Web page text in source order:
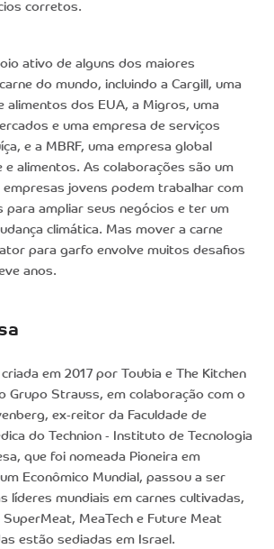
corretos.
ativo de alguns dos maiores
do mundo, incluindo a Cargill, uma
alimentos dos EUA, a Migros, uma
e uma empresa de serviços
e a MBRF, uma empresa global
e alimentos. As colaborações são um
jovens podem trabalhar com
para ampliar seus negócios e ter um
climática. Mas mover a carne
para garfo envolve muitos desafios
anos.
em 2017 por Toubia e The Kitchen
Grupo Strauss, em colaboração com o
ex-reitor da Faculdade de
do Technion - Instituto de Tecnologia
que foi nomeada Pioneira em
Econômico Mundial, passou a ser
líderes mundiais em carnes cultivadas,
MeaTech e Future Meat
estão sediadas em Israel.